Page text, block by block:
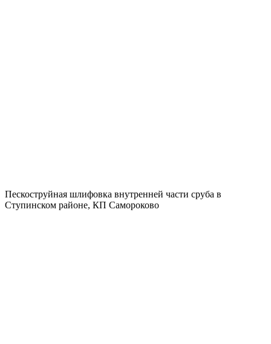
Пескоструйная шлифовка внутренней части сруба в
Ступинском районе, КП Самороково